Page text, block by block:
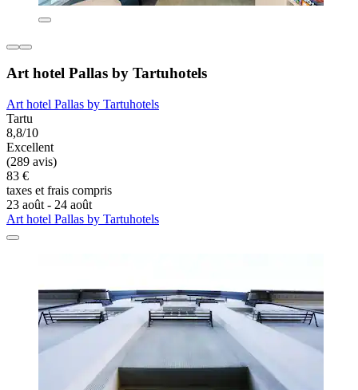
Art hotel Pallas by Tartuhotels
Art hotel Pallas by Tartuhotels
Tartu
8,8/10
Excellent
(289 avis)
83 €
taxes et frais compris
23 août - 24 août
Art hotel Pallas by Tartuhotels